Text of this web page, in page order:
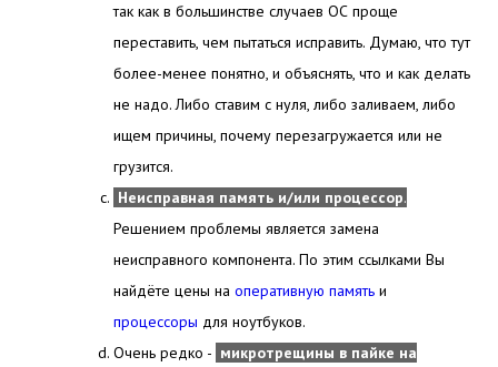
так как в большинстве случаев ОС проще
переставить, чем пытаться исправить. Думаю, что тут
более-менее понятно, и объяснять, что и как делать
не надо. Либо ставим с нуля, либо заливаем, либо
ищем причины, почему перезагружается или не
грузится.
Неисправная память и/или процессор.
Решением проблемы является замена
неисправного компонента. По этим ссылками Вы
найдёте цены наоперативную память и
процессоры для ноутбуков.
Очень редко - микротрещины в пайке на